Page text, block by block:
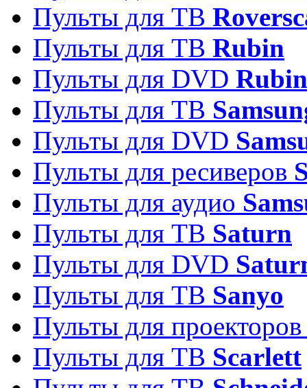
Пульты для ТВ
Пульты для ТВ Rubin
Пульты для DVD Rubin
Пульты для ТВ
Пульты для DVD
Пульты для ресиверов
Пульты для аудио
Пульты для ТВ Saturn
Пульты для DVD
Пульты для ТВ Sanyo
Пульты для
Пульты для ТВ Scarlett